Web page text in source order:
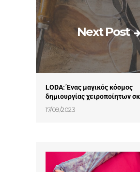
Next Post
LODA: Ένας μαγικός κόσμος
δημιουργίας χειροποίητων
17/09/2023